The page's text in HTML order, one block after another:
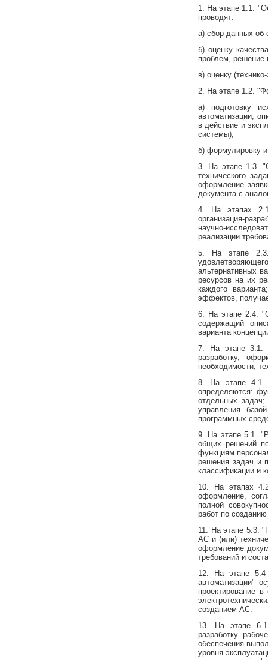
1. На этапе 1.1.
проводят:
а) сбор данных об
б) оценку
проблем, решение
в) оценку
2. На этапе 1.2.
а) подготовку
автоматизации,
в действие и
системы);
б) формулировку
3. На этапе 1.3.
технического
оформление
документа с
4. На этапах
организация-
научно-
реализации
5. На этапе 2.3.
альтернативных
ресурсов на их
каждого
эффектов,
6. На этапе 2.4.
содержащий
варианта
7. На этапе 3.1.
разработку,
необходимости,
8. На этапе 4.1.
определяются:
отдельных
управления
программных
9. На этапе 5.1.
общих решений
функциям
решения задач и
классификации и
10. На этапах
оформление,
полной
работ по
11. На этапе 5.3.
АС и (или)
оформление
требований и
12. На этапе 5.4
автоматизации"
проектирование
созданием АС.
13. На этапе 6.1
разработку
обеспечения
уровня